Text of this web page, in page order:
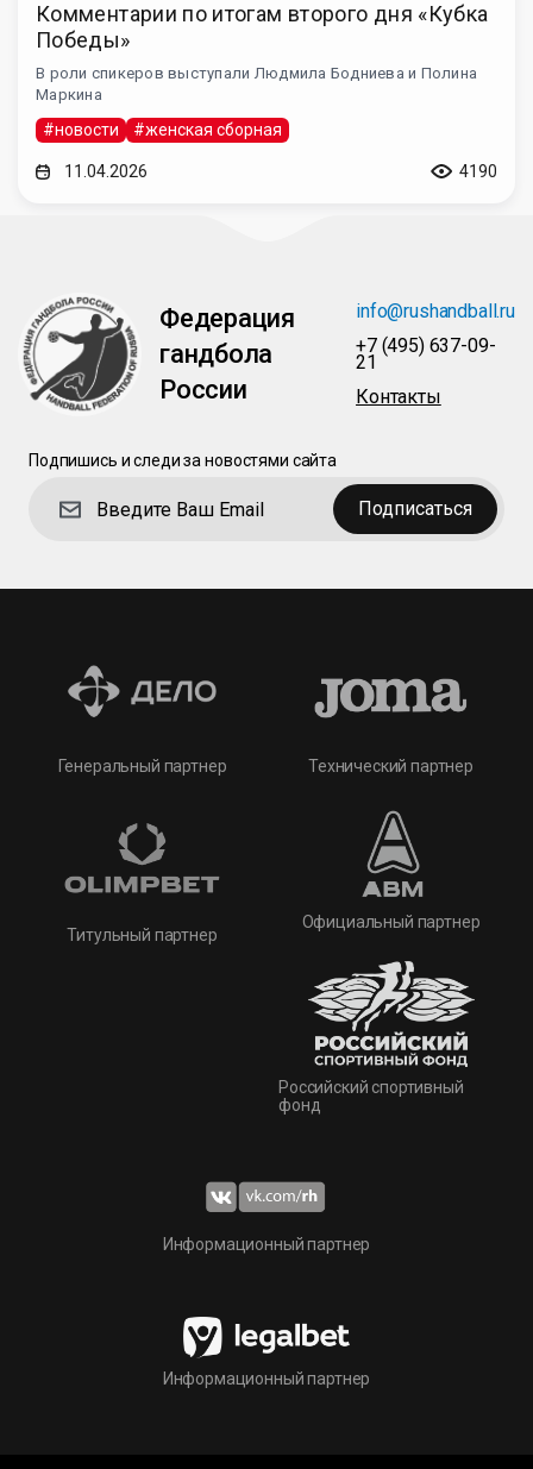
Комментарии по итогам второго дня «Кубка
Победы»
В роли спикеров выступали Людмила Бодниева и Полина
Маркина
#новости #женская сборная
11.04.2026 4190
Федерация
гандбола
России
info@rushandball.ru
+7 (495) 637-09-
21
Контакты
Подпишись и следи за новостями сайта
Подписаться
Генеральный партнер
Титульный партнер
Технический партнер
Официальный партнер
Российский спортивный
фонд
Информационный партнер
Информационный партнер